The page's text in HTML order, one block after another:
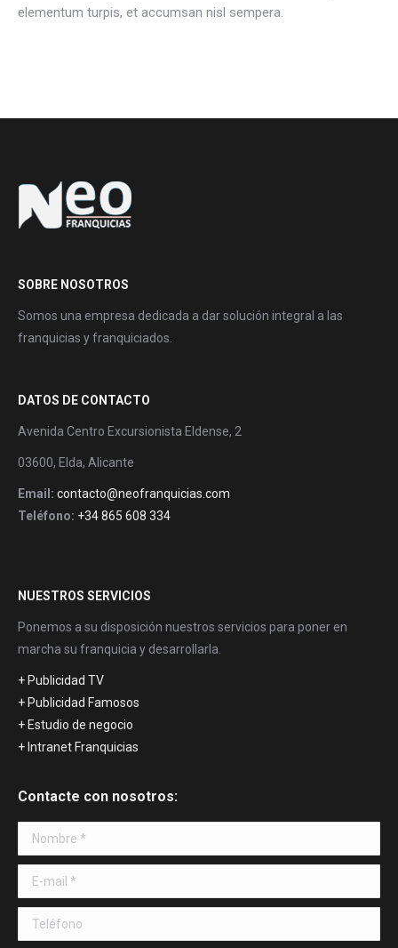
elementum turpis, et accumsan nisl sempera.
SOBRE NOSOTROS
Somos una empresa dedicada a dar solución integral a las
franquicias y franquiciados.
DATOS DE CONTACTO
Avenida Centro Excursionista Eldense, 2
03600, Elda, Alicante
Email: contacto@neofranquicias.com
Teléfono: +34 865 608 334
NUESTROS SERVICIOS
Ponemos a su disposición nuestros servicios para poner en
marcha su franquicia y desarrollarla.
+ Publicidad TV
+ Publicidad Famosos
+ Estudio de negocio
+ Intranet Franquicias
Contacte con nosotros:
Nombre *
E-mail *
Teléfono